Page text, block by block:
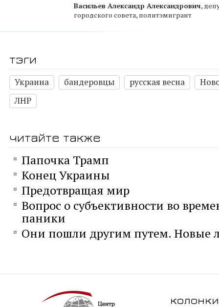
Васильев Александр Александрович,
городского совета, политэмигрант
тэги
Украина бандеровцы русская весна
ЛНР
читайте также
Папочка Трамп
Конец Украины
Предотвращая мир
Вопрос о субъективности во
паники
Они пошли другим путем. Новые
колонки